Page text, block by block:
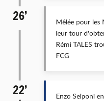
26’
Mêlée pour les
leur tour
Rémi TALES
FCG
22’ Enzo Selponi